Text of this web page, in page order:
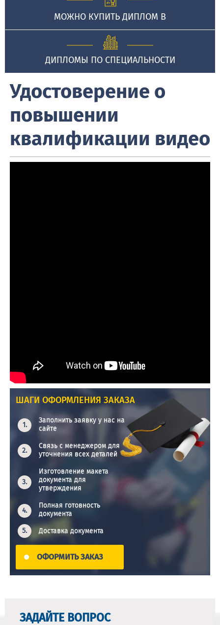
МОЖНО КУПИТЬ ДИПЛОМ В
ДИПЛОМЫ ПО СПЕЦИАЛЬНОСТИ
Удостоверение о
повышении
квалификации видео
ШАГИ ОФОРМЛЕНИЯ ЗАКАЗА
Заполнить заявку у нас на
сайте
Связь с менеджером для
уточнения всех деталей
Изготовление макета
документа для
утверждения
Полная готовность
документа
Доставка документа
ОФОРМИТЬ ЗАКАЗ
ЗАДАЙТЕ ВОПРОС